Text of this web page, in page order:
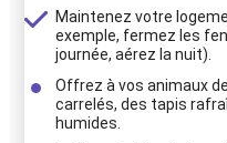
Maintenez votre
exemple, fermez les
journée, aérez la nuit).
Offrez à vos animaux
carrelés, des tapis
humides.